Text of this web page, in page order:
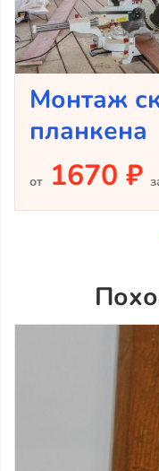
Монтаж
планкена
от 1670 ₽